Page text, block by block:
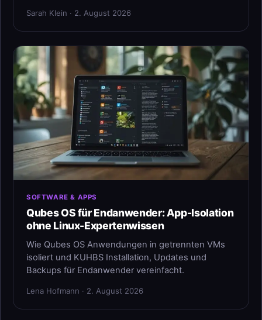
Sarah Klein · 2. August 2026
SOFTWARE & APPS
Qubes OS für Endanwender: App-Isolation
ohne Linux-Expertenwissen
Wie Qubes OS Anwendungen in getrennten VMs
isoliert und KUHBS Installation, Updates und
Backups für Endanwender vereinfacht.
Lena Hofmann · 2. August 2026